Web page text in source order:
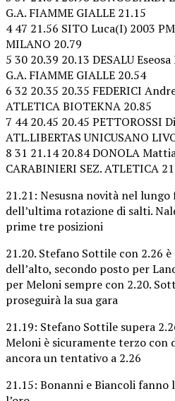
G.A. FIAMME GIALLE 21.15
4 47 21.56 SITO Luca(I) 2003
MILANO 20.79
5 30 20.39 20.13 DESALU
G.A. FIAMME GIALLE 20.54
6 32 20.35 20.35 FEDERICI
ATLETICA BIOTEKNA 20.85
7 44 20.45 20.45 PETTOROSSI
ATL.LIBERTAS UNICUSANO
8 31 21.14 20.84 DONOLA
CARABINIERI SEZ. ATLETICA
21.21: Nesusna novità nel
dell’ultima rotazione di salti.
prime tre posizioni
21.20. Stefano Sottile con 2.26
dell’alto, secondo posto per
per Meloni sempre con 2.20.
proseguirà la sua gara
21.19: Stefano Sottile supera
Meloni è sicuramente terzo con
ancora un tentativo a 2.26
21.15: Bonanni e Biancoli fanno